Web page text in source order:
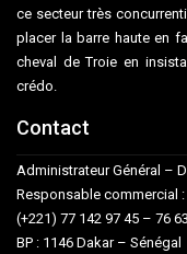
ce secteur très
placer la barre haute en
cheval de Troie en
crédo.
Contact
Administrateur Général –
Responsable commercial :
(+221) 77 142 97 45 – 76
BP : 1146 Dakar – Sénégal